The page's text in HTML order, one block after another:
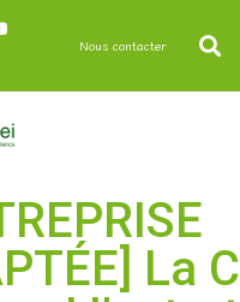
Nous contacter
La